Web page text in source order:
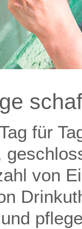
für
von